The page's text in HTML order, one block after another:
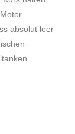
absolut leer